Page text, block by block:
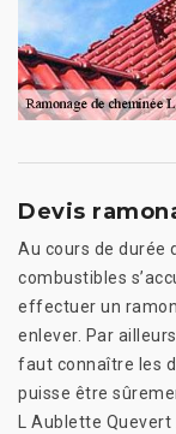
Devis
Au cours de durée
combustibles
effectuer un
enlever. Par
faut connaître les
puisse être
L Aublette